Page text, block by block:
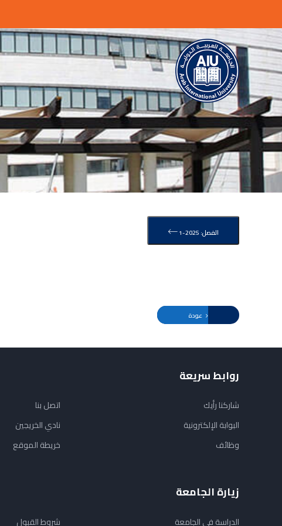
الفصل: 2025-1
روابط سريعة
شاركنا رأيك
البوابة الإلكترونية
وظائف
اتصل بنا
نادي الخريجين
خريطة الموقع
زيارة الجامعة
الدراسة في الجامعة شروط القبول